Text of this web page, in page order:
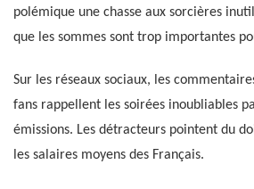
polémique une chasse aux sorcières
que les sommes sont trop importantes
Sur les réseaux sociaux, les
fans rappellent les soirées inoubliables
émissions. Les détracteurs pointent du
les salaires moyens des Français.